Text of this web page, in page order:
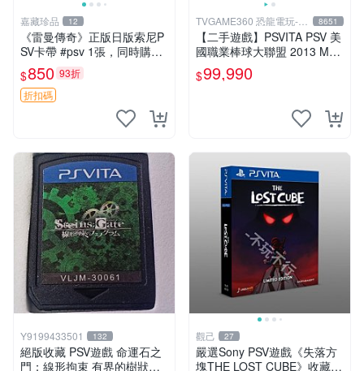
嘉藏珍品 12
《雷曼傳奇》正版日版索尼P
SV卡帶 #psv 1張，同時購第
二張起可減張， 成色如圖，
原相機拍攝，一卡一拍，因相
機，光線環境等因素，成色可
$850 93折
折扣碼
TVGAME360 恐龍電玩-台
中店
8651
【二手遊戲】PSVITA PSV 美
國職業棒球大聯盟 2013 MLB
THE SHOW 13 英文版 裸裝
台中
$99,990
Y9199433501 132
絕版收藏 PSV遊戲 命運石之
門：線形拘束 有界的樹狀圖
觀己 27
嚴選Sony PSV遊戲《失落方
塊THE LOST CUBE》收藏